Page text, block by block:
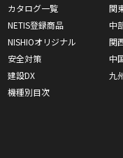
カタログ一覧
NETIS登録商品
NISHIOオリジナル
安全対策
建設DX
機種別目次
関
中
関
中
九